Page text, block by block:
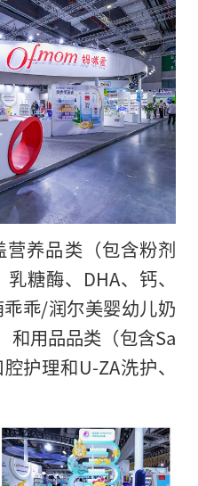
营养品类（包含粉剂
糖酶、DHA、钙、
乖/润尔美婴幼儿奶
用品品类（包含Sa
护理和U-ZA洗护、